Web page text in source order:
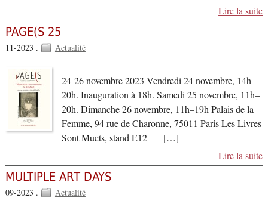
Lire la suite
PAGE(S 25
11-2023 . Actualité
24-26 novembre 2023 Vendredi 24 novembre, 14h–
20h. Inauguration à 18h. Samedi 25 novembre, 11h–
20h. Dimanche 26 novembre, 11h–19h Palais de la
Femme, 94 rue de Charonne, 75011 Paris Les Livres
Sont Muets, stand E12 […]
Lire la suite
MULTIPLE ART DAYS
09-2023 . Actualité